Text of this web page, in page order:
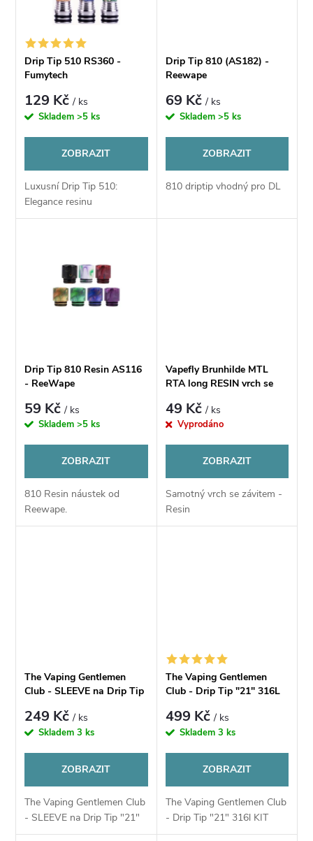
í
p
r
d
u
i
s
p
r
o
d
Drip Tip 510 RS360 -
Fumytech
129 Kč/ ks
Skladem>5 ks
ZOBRAZIT
Luxusní Drip Tip 510:
Elegance resinu
Drip Tip 810 (AS182) -
Reewape
69 Kč/ ks
Skladem >5 ks
ZOBRAZIT
810 driptip vhodný pro DL
Drip Tip 810 Resin AS116
- ReeWape
59 Kč/ ks
Skladem>5 ks
ZOBRAZIT
810 Resin náustek od
Reewape.
Vapefly Brunhilde MTL
RTA long RESIN vrch se
49 Kč/ ks
Vyprodáno
ZOBRAZIT
Samotný vrch se závitem -
Resin
The Vaping Gentlemen
Club - SLEEVE na Drip Tip
249 Kč/ ks
Skladem3 ks
ZOBRAZIT
The Vaping Gentlemen Club
- SLEEVE na Drip Tip "21"
The Vaping Gentlemen
Club - Drip Tip "21" 316L
499 Kč/ ks
Skladem 3 ks
ZOBRAZIT
The Vaping Gentlemen Club
- Drip Tip "21" 316l KIT